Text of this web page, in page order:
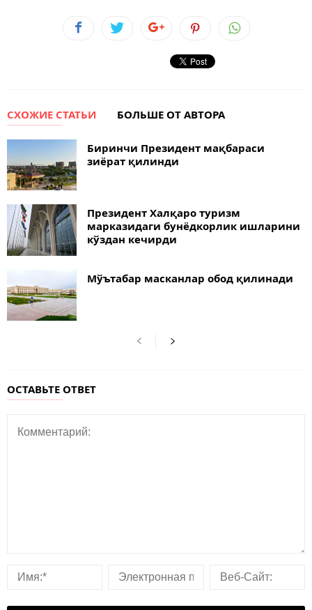
СХОЖИЕ СТАТЬИ БОЛЬШЕ ОТ АВТОРА
Биринчи Президент мақбараси
зиёрат қилинди
Президент Халқаро туризм
марказидаги бунёдкорлик ишларини
кўздан кечирди
Мўътабар масканлар обод қилинади
ОСТАВЬТЕ ОТВЕТ